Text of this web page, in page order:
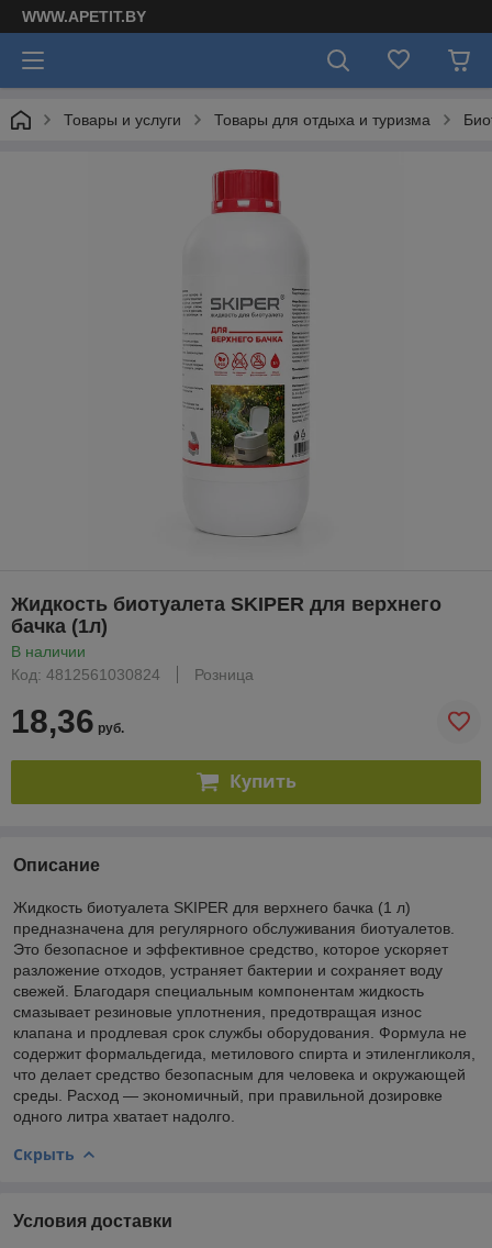
WWW.APETIT.BY
Товары и услуги Товары для отдыха и туризма
Жидкость биотуалета SKIPER для верхнего
бачка (1л)
В наличии
Код: 4812561030824
Розница
18,36 руб.
Купить
Описание
Жидкость биотуалета SKIPER для верхнего бачка (1 л)
предназначена для регулярного обслуживания биотуалетов.
Это безопасное и эффективное средство, которое ускоряет
разложение отходов, устраняет бактерии и сохраняет воду
свежей. Благодаря специальным компонентам жидкость
смазывает резиновые уплотнения, предотвращая износ
клапана и продлевая срок службы оборудования. Формула не
содержит формальдегида, метилового спирта и этиленгликоля,
что делает средство безопасным для человека и окружающей
среды. Расход — экономичный, при правильной дозировке
одного литра хватает надолго.
Скрыть
Условия доставки